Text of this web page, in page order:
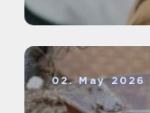
02. May 2026